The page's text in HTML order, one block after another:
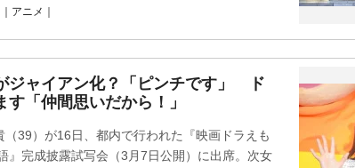
｜アニメ｜
ジャイアン化？「ピンチです」 ド
す「仲間思いだから！」
39）が16日、都内で行われた『映画ドラえも
』完成披露試写会（3月7日公開）に出席。次女